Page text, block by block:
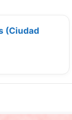
(Ciudad